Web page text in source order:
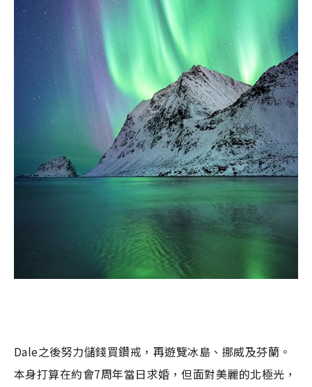
Dale之後努力儲錢買鑽戒，再遊覽冰島、挪威及芬蘭。
本身打算在約會7周年當日求婚，但面對美麗的北極光，